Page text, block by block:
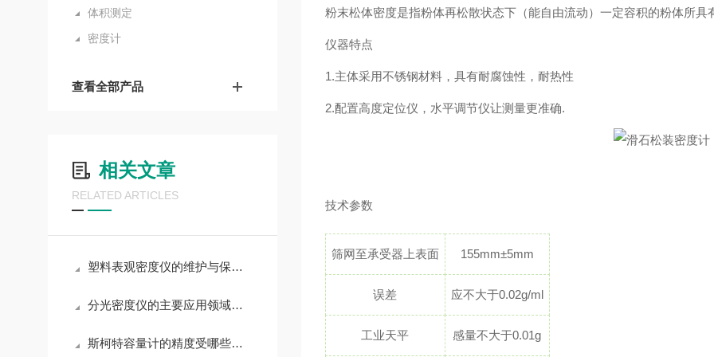
体积测定
密度计
查看全部产品
相关文章
RELATED ARTICLES
塑料表观密度仪的维护与保养要点
分光密度仪的主要应用领域有哪些？
斯柯特容量计的精度受哪些因素影响？
粉末松体密度是指粉体再松散状态下（能自由流动）一定容积的粉体所具
仪器特点
1.主体采用不锈钢材料，具有耐腐蚀性，耐热性
2.配置高度定位仪，水平调节仪让测量更准确.
技术参数
筛网至承受器上表面 155mm±5mm
误差 应不大于0.02g/ml
工业天平 感量不大于0.01g